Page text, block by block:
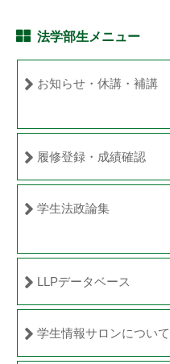
法学部生メニュー
お知らせ・休講・補講
履修登録・成績確認
学生法政論集
LLPデータベース
学生情報サロンについて